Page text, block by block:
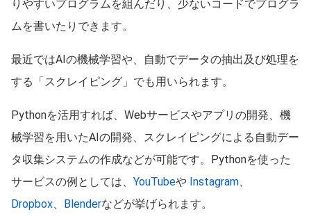
りやすいプログラムを組んだり、少ないコードでプログラ
ムを書いたりできます。
最近ではAIの機械学習や、自動でデータの抽出及び処理を
する「スクレイピング」でも用いられます。
Pythonを活用すれば、Webサービスやアプリの開発、機
械学習を用いたAIの開発、スクレイピングによる自動デー
タ収集システムの作成などが可能です。Pythonを使った
サービスの例としては、 YouTubeや Instagram、
Dropbox、 Blenderなどが挙げられます。